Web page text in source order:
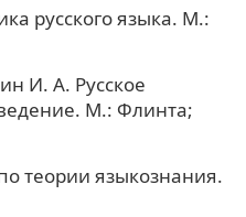
русского языка. М.:
И. А. Русское
М.: Флинта;
теории языкознания.